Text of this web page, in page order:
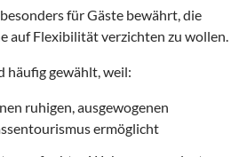
für Gäste bewährt, die
auf Flexibilität verzichten zu wollen.
häufig gewählt, weil:
ruhigen, ausgewogenen
ermöglicht